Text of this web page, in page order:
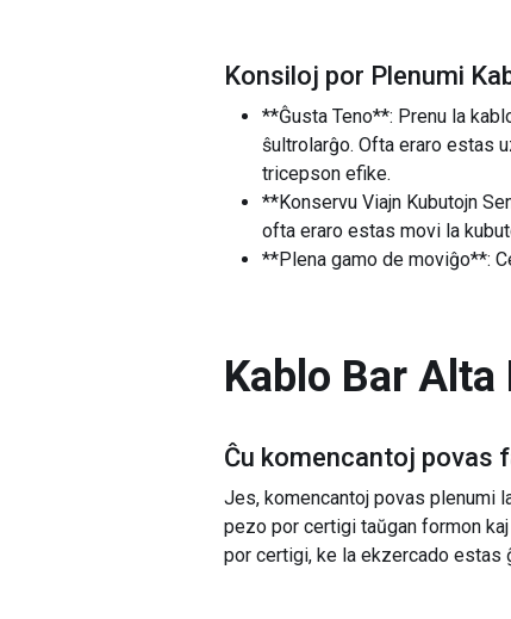
Konsiloj por Plenumi
**Ĝusta Teno**: Prenu la
ŝultrolarĝo. Ofta eraro estas
tricepson efike.
**Konservu Viajn Kubutojn
ofta eraro estas movi la
**Plena gamo de moviĝo**:
Kablo Bar Alta
Ĉu komencantoj povas
Jes, komencantoj povas plenumi
pezo por certigi taŭgan formon
por certigi, ke la ekzercado estas